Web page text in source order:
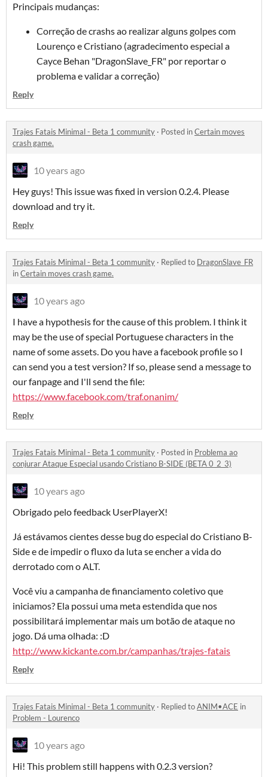
Principais mudanças:
Correção de crashs ao realizar alguns golpes com
Lourenço e Cristiano (agradecimento especial a
Cayce Behan "DragonSlave_FR" por reportar o
problema e validar a correção)
Reply
Trajes Fatais Minimal - Beta 1 community · Posted inCertain moves
crash game.
10 years ago
Hey guys! This issue was fixed in version 0.2.4. Please
download and try it.
Reply
Trajes Fatais Minimal - Beta 1 community · Replied to DragonSlave_FR
inCertain moves crash game.
10 years ago
I have a hypothesis for the cause of this problem. I think it
may be the use of special Portuguese characters in the
name of some assets. Do you have a facebook profile so I
can send you a test version? If so, please send a message to
our fanpage and I'll send the file:
https://www.facebook.com/traf.onanim/
Reply
Trajes Fatais Minimal - Beta 1 community · Posted in Problema ao
conjurar Ataque Especial usando Cristiano B-SIDE (BETA 0_2_3)
10 years ago
Obrigado pelo feedback UserPlayerX!
Já estávamos cientes desse bug do especial do Cristiano B-
Side e de impedir o fluxo da luta se encher a vida do
derrotado com o ALT.
Você viu a campanha de financiamento coletivo que
iniciamos? Ela possui uma meta estendida que nos
possibilitará implementar mais um botão de ataque no
jogo. Dá uma olhada: :D
http://www.kickante.com.br/campanhas/trajes-fatais
Reply
Trajes Fatais Minimal - Beta 1 community · Replied toANIM•ACE in
Problem - Lourenco
10 years ago
Hi! This problem still happens with 0.2.3 version?